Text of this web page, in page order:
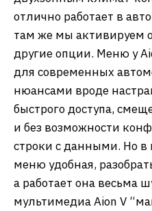
отлично работает в
там же мы активируем
другие опции. Меню у
для современных
нюансами вроде
быстрого доступа,
и без возможности
строки с данными. Но в
меню удобная,
а работает она весьма
мультимедиа Aion V